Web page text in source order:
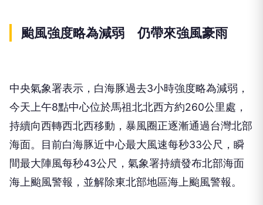
颱風強度略為減弱 仍帶來強風豪雨
中央氣象署表示，白海豚過去3小時強度略為減弱，
今天上午8點中心位於馬祖北北西方約260公里處，
持續向西轉西北西移動，暴風圈正逐漸通過台灣北部
海面。目前白海豚近中心最大風速每秒33公尺，瞬
間最大陣風每秒43公尺，氣象署持續發布北部海面
海上颱風警報，並解除東北部地區海上颱風警報。